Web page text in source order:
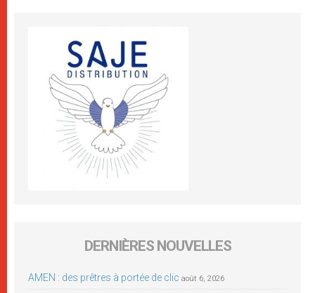
DERNIÈRES NOUVELLES
AMEN : des prêtres à portée de clic août 6, 2026